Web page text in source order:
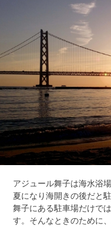
アジュール舞子は海水浴
夏になり海開きの後だと
舞子にある駐車場だけで
す。そんなときのために